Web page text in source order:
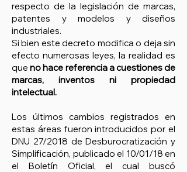
respecto de la legislación de marcas,
patentes y modelos y diseños
industriales.
Si bien este decreto modifica o deja sin
efecto numerosas leyes, la realidad es
queno hace referencia a cuestiones de
marcas, inventos ni propiedad
intelectual.
Los últimos cambios registrados en
estas áreas fueron introducidos por el
DNU 27/2018 de Desburocratización y
Simplificación, publicado el 10/01/18 en
el Boletín Oficial, el cual buscó